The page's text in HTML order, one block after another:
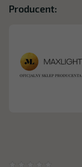
Producent: